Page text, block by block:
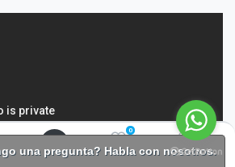
0
Wishlist Account
una pregunta? Habla con nosotros.